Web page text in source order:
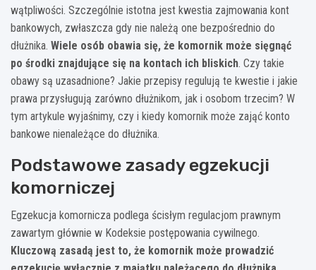
wątpliwości. Szczególnie istotna jest kwestia zajmowania kont
bankowych, zwłaszcza gdy nie należą one bezpośrednio do
dłużnika. Wiele osób obawia się, że komornik może sięgnąć
po środki znajdujące się na kontach ich bliskich. Czy takie
obawy są uzasadnione? Jakie przepisy regulują te kwestie i jakie
prawa przysługują zarówno dłużnikom, jak i osobom trzecim? W
tym artykule wyjaśnimy, czy i kiedy komornik może zająć konto
bankowe nienależące do dłużnika.
Podstawowe zasady egzekucji
komorniczej
Egzekucja komornicza podlega ścisłym regulacjom prawnym
zawartym głównie w Kodeksie postępowania cywilnego.
Kluczową zasadą jest to, że komornik może prowadzić